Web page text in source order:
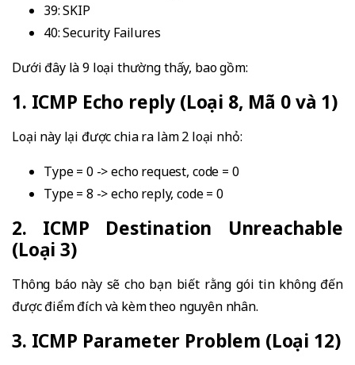
39: SKIP
40: Security Failures
Dưới đây là 9 loại thường thấy, bao gồm:
1. ICMP Echo reply (Loại 8, Mã 0 và 1)
Loại này lại được chia ra làm 2 loại nhỏ:
Type = 0 -> echo request, code = 0
Type = 8 -> echo reply, code = 0
2. ICMP Destination Unreachable
(Loại 3)
Thông báo này sẽ cho bạn biết rằng gói tin không đến
được điểm đích và kèm theo nguyên nhân.
3. ICMP Parameter Problem (Loại 12)